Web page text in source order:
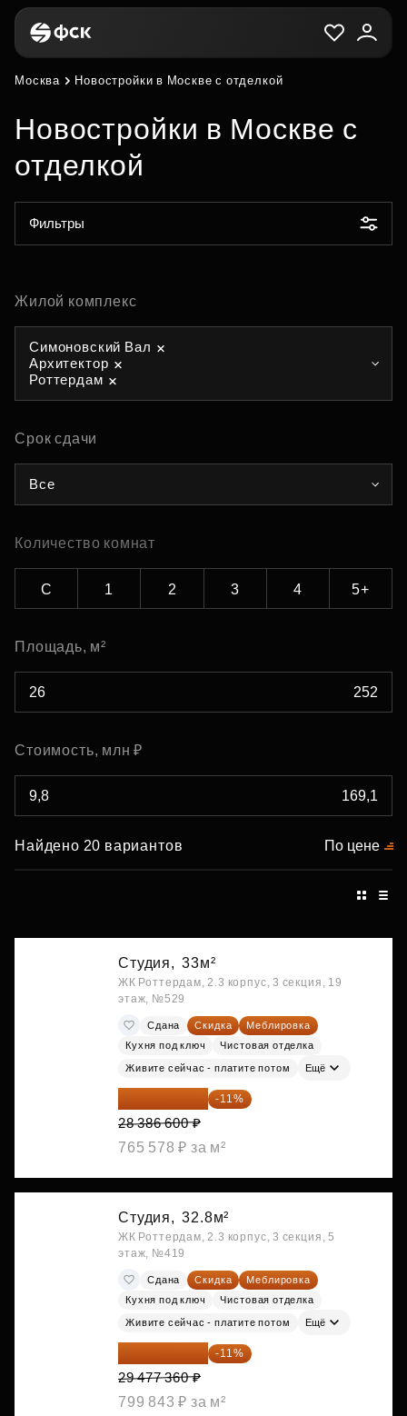
Москва Новостройки в Москве с отделкой
Новостройки в Москве с
отделкой
Фильтры
Жилой комплекс
Симоновский Вал
Архитектор
Роттердам
Срок сдачи
Все
Количество комнат
С 1 2 3 4 5+
Площадь, м²
Стоимость, млн ₽
Найдено 20 вариантов По цене
Студия, 33м²
ЖК Роттердам, 2.3 корпус, 3 секция, 19
этаж, №529
Сдана Скидка
Меблировка
Кухня под ключ
Чистовая отделка
Живите сейчас - платите потом Ещё
25 264 074 ₽ -11%
28 386 600 ₽
765 578 ₽ за м²
Студия, 32.8м²
ЖК Роттердам, 2.3 корпус, 3 секция, 5
этаж, №419
Сдана Скидка
Меблировка
Кухня под ключ
Чистовая отделка
Живите сейчас - платите потом Ещё
26 234 850 ₽ -11%
29 477 360 ₽
799 843 ₽ за м²